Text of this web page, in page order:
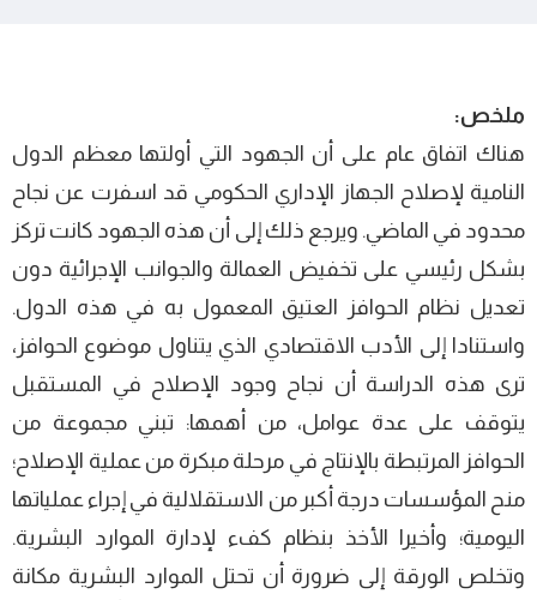
ملخص:
هناك اتفاق عام على أن الجهود التي أولتها معظم الدول
النامية لإصلاح الجهاز الإداري الحكومي قد اسفرت عن نجاح
محدود في الماضي. ويرجع ذلك إلى أن هذه الجهود كانت تركز
بشكل رئيسي على تخفيض العمالة والجوانب الإجرائية دون
تعديل نظام الحوافز العتيق المعمول به في هذه الدول.
واستنادا إلى الأدب الاقتصادي الذي يتناول موضوع الحوافز،
ترى هذه الدراسة أن نجاح وجود الإصلاح في المستقبل
يتوقف على عدة عوامل، من أهمها: تبني مجموعة من
الحوافز المرتبطة بالإنتاج في مرحلة مبكرة من عملية الإصلاح؛
منح المؤسسات درجة أكبر من الاستقلالية في إجراء عملياتها
اليومية؛ وأخيرا الأخذ بنظام كفء لإدارة الموارد البشرية.
وتخلص الورقة إلى ضرورة أن تحتل الموارد البشرية مكانة